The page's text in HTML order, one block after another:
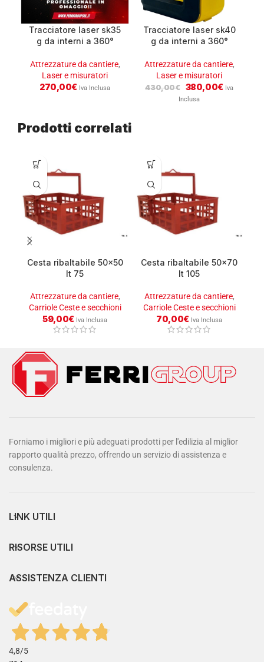
Tracciatore laser sk35
g da interni a 360°
spektra
Attrezzature da cantiere,
Laser e misuratori
270,00€ Iva Inclusa
Tracciatore laser sk40
g da interni a 360°
spektra
Attrezzature da cantiere,
Laser e misuratori
430,00€ 380,00€ Iva
Inclusa
Prodotti correlati
Cesta ribaltabile 50×50
lt 75
Attrezzature da cantiere,
Carriole Ceste e secchioni
59,00€ Iva Inclusa
Cesta ribaltabile 50×70
lt 105
Attrezzature da cantiere,
Carriole Ceste e secchioni
70,00€ Iva Inclusa
Forniamo i migliori e più adeguati prodotti per l'edilizia al miglior
rapporto qualità prezzo, offrendo un servizio di assistenza e
consulenza.
LINK UTILI
RISORSE UTILI
ASSISTENZA CLIENTI
4,8/5